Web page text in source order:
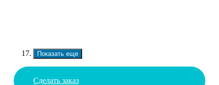
Показать еще
Сделать заказ